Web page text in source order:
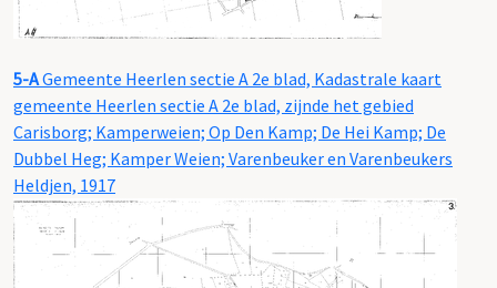
5-AGemeente Heerlen sectie A 2e blad, Kadastrale kaart
gemeente Heerlen sectie A 2e blad, zijnde het gebied
Carisborg; Kamperweien; Op Den Kamp; De Hei Kamp; De
Dubbel Heg; Kamper Weien; Varenbeuker en Varenbeukers
Heldjen, 1917